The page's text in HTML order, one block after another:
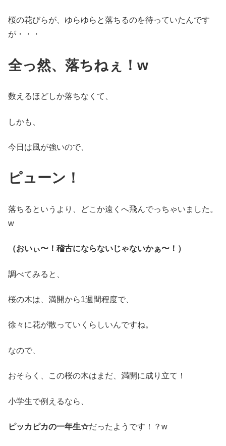
桜の花びらが、ゆらゆらと落ちるのを待っていたんです
が・・・
全っ然、落ちねぇ！w
数えるほどしか落ちなくて、
しかも、
今日は風が強いので、
ピューン！
落ちるというより、どこか遠くへ飛んでっちゃいました。
w
（おいぃ〜！稽古にならないじゃないかぁ〜！）
調べてみると、
桜の木は、満開から1週間程度で、
徐々に花が散っていくらしいんですね。
なので、
おそらく、この桜の木はまだ、満開に成り立て！
小学生で例えるなら、
ピッカピカの一年生☆だったようです！？w